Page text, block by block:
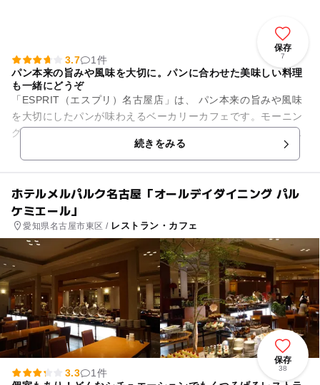
保存
7
3.7
1件
パン本来の旨みや風味を大切に。パンに合わせた美味しい料理
も一緒にどうぞ
「ESPRIT（エスプリ）名古屋店」は、 パン本来の旨みや風味
を大切にしたパンが味わえるベーカリーカフェです。モーニン
グ、ランチなど、時間帯に合わせたパンに合うお料理の提供も
続きをみる
ホテルメルパルク名古屋「オールデイダイニング パル
ケミエール」
愛知県名古屋市東区 / レストラン・カフェ
保存
38
3.3
1件